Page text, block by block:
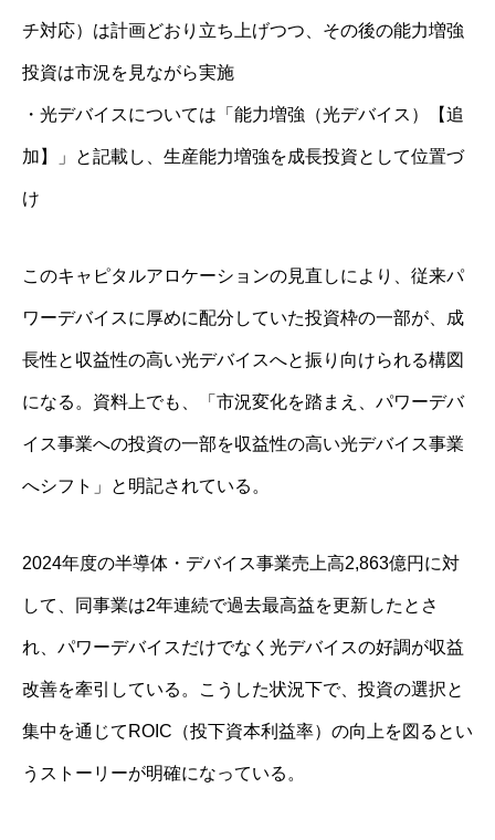
チ対応）は計画どおり立ち上げつつ、その後の能力増強
投資は市況を見ながら実施
・光デバイスについては「能力増強（光デバイス）【追
加】」と記載し、生産能力増強を成長投資として位置づ
け
このキャピタルアロケーションの見直しにより、従来パ
ワーデバイスに厚めに配分していた投資枠の一部が、成
長性と収益性の高い光デバイスへと振り向けられる構図
になる。資料上でも、「市況変化を踏まえ、パワーデバ
イス事業への投資の一部を収益性の高い光デバイス事業
へシフト」と明記されている。
2024年度の半導体・デバイス事業売上高2,863億円に対
して、同事業は2年連続で過去最高益を更新したとさ
れ、パワーデバイスだけでなく光デバイスの好調が収益
改善を牽引している。こうした状況下で、投資の選択と
集中を通じてROIC（投下資本利益率）の向上を図るとい
うストーリーが明確になっている。